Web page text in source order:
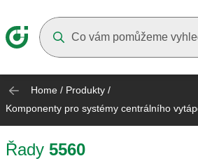
Home / Produkty /
Komponenty pro systémy centrálního
Řady 5560